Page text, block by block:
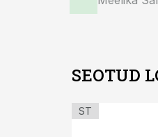
SEOTUD
ST